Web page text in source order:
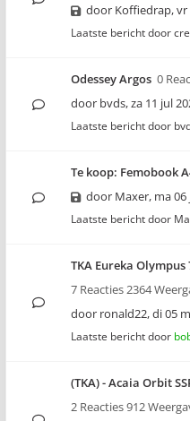
door Koffiedrap,vr
Laatste bericht door
Odessey Argos 0
door bvds,za 11 jul
Laatste bericht door
Te koop: Femobook
door Maxer, ma 06
Laatste bericht door
TKA Eureka
7 Reacties 2364
door ronald22,di 05
Laatste bericht door
(TKA) - Acaia Orbit
2 Reacties 912